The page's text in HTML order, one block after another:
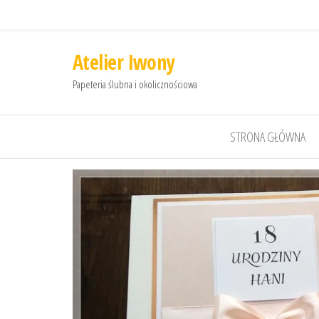
Atelier Iwony
Papeteria ślubna i okolicznościowa
STRONA GŁÓWNA